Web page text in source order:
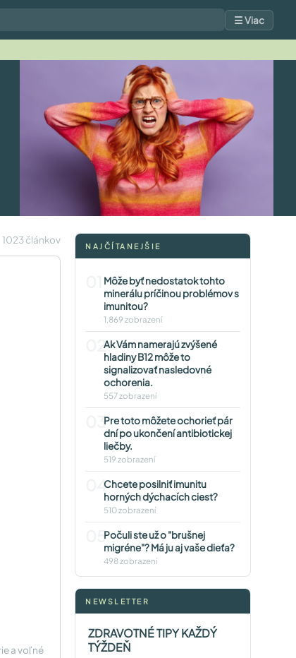
☰ Viac
1023 článkov
a voľné
NAJČÍTANEJŠIE
Môže byť nedostatok tohto
minerálu príčinou problémov s
imunitou?
1,869 zobrazení
02Ak Vám namerajú zvýšené
hladiny B12 môže to
signalizovať nasledovné
ochorenia.
557 zobrazení
03Pre toto môžete ochorieť pár
dní po ukončení antibiotickej
liečby.
519 zobrazení
04Chcete posilniť imunitu
horných dýchacích ciest?
510 zobrazení
05Počuli ste už o "brušnej
migréne"? Má ju aj vaše dieťa?
498 zobrazení
NEWSLETTER
ZDRAVOTNÉ TIPY KAŽDÝ
TÝŽDEŇ